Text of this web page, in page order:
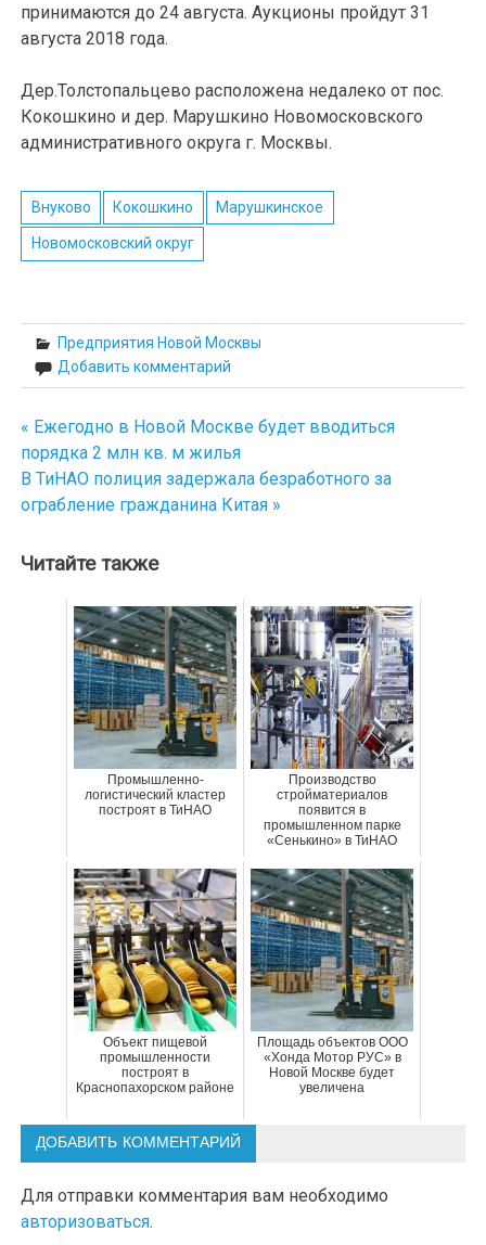
принимаются до 24 августа. Аукционы пройдут 31
августа 2018 года.
Дер.Толстопальцево расположена недалеко от пос.
Кокошкино и дер. Марушкино Новомосковского
административного округа г. Москвы.
Внуково Кокошкино Марушкинское
Новомосковский округ
Предприятия Новой Москвы
Добавить комментарий
Навигация
по
записям
« Ежегодно в Новой Москве будет вводиться
порядка 2 млн кв. м жилья
В ТиНАО полиция задержала безработного за
ограбление гражданина Китая »
Читайте также
Промышленно-
логистический кластер
построят в ТиНАО
Производство
стройматериалов
появится в
промышленном парке
«Сенькино» в ТиНАО
Объект пищевой
промышленности
построят в
Краснопахорском районе
Площадь объектов ООО
«Хонда Мотор РУС» в
Новой Москве будет
увеличена
ДОБАВИТЬ КОММЕНТАРИЙ
Для отправки комментария вам необходимо
авторизоваться.